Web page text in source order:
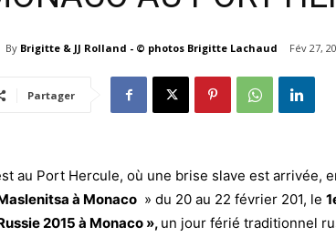
By Brigitte & JJ Rolland - © photos Brigitte Lachaud Fév 27,
Partager
au Port Hercule, où une brise slave est arrivée,
à Monaco » du 20 au 22 février 201, le
2015 à Monaco », un jour férié traditionnel